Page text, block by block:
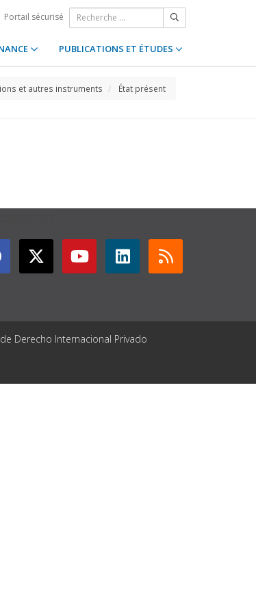
Portail sécurisé
PUBLICATIONS ET ÉTUDES
et autres instruments État présent
Derecho Internacional Privado